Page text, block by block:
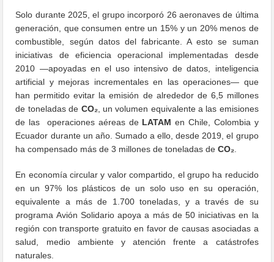
Solo durante 2025, el grupo incorporó 26 aeronaves de última
generación, que consumen entre un 15% y un 20% menos de
combustible, según datos del fabricante. A esto se suman
iniciativas de eficiencia operacional implementadas desde
2010 —apoyadas en el uso intensivo de datos, inteligencia
artificial y mejoras incrementales en las operaciones— que
han permitido evitar la emisión de alrededor de 6,5 millones
de toneladas de CO₂, un volumen equivalente a las emisiones
de las operaciones aéreas de LATAM en Chile, Colombia y
Ecuador durante un año. Sumado a ello, desde 2019, el grupo
ha compensado más de 3 millones de toneladas deCO₂
En economía circular y valor compartido, el grupo ha reducido
en un 97% los plásticos de un solo uso en su operación,
equivalente a más de 1.700 toneladas, y a través de su
programa Avión Solidario apoya a más de 50 iniciativas en la
región con transporte gratuito en favor de causas asociadas a
salud, medio ambiente y atención frente a catástrofes
naturales.